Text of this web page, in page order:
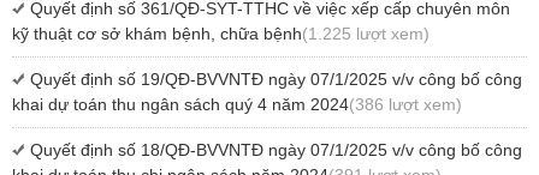
Quyết định số 361/QĐ-SYT-TTHC về việc xếp cấp chuyên môn
kỹ thuật cơ sở khám bệnh, chữa bệnh(1.225 lượt xem)
Quyết định số 19/QĐ-BVVNTĐ ngày 07/1/2025 v/v công bố công
khai dự toán thu ngân sách quý 4 năm 2024(386 lượt xem)
Quyết định số 18/QĐ-BVVNTĐ ngày 07/1/2025 v/v công bố công